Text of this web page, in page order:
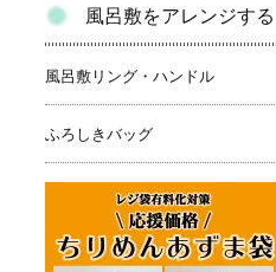
風呂敷をアレンジする
風呂敷リング・ハンドル
ふろしきバッグ